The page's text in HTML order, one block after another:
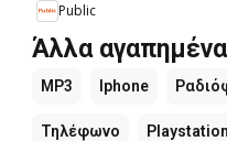
Public
Άλλα
MP3 Iphone
Τηλέφωνο Playstation